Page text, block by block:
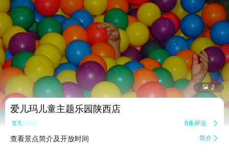
 2
爱儿玛儿童主题乐园陕西店
暂无点评 0条评论 
查看景点简介及开放时间 简介 
